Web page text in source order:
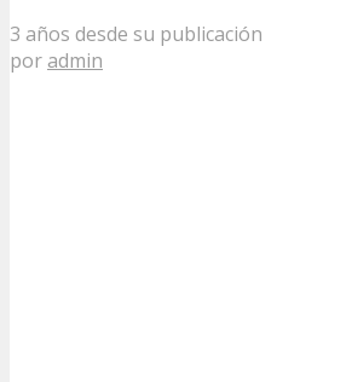
3 años desde su publicación
poradmin